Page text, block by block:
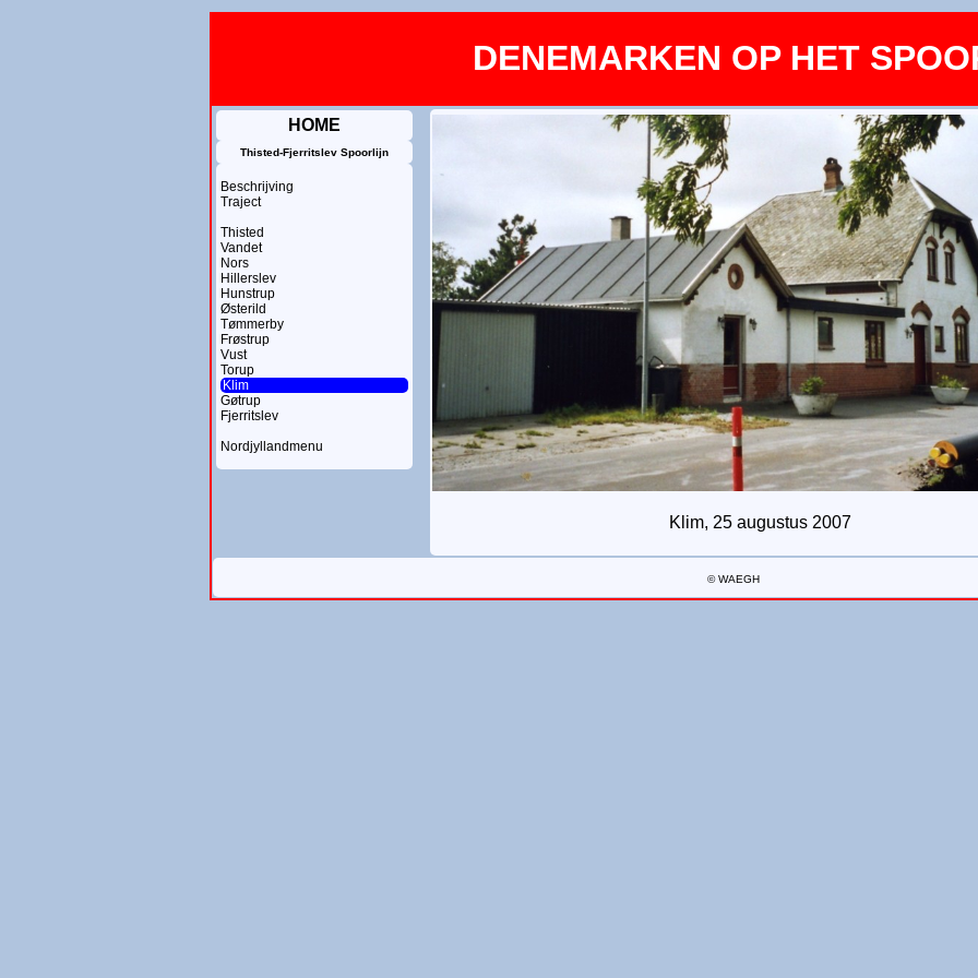
DENEMARKEN OP HET
HOME
Thisted-Fjerritslev Spoorlijn
Beschrijving
Traject
Thisted
Vandet
Nors
Hillerslev
Hunstrup
Østerild
Tømmerby
Frøstrup
Vust
Torup
Klim
Gøtrup
Fjerritslev
Nordjyllandmenu
Klim, 25 augustus 2007
© WAEGH